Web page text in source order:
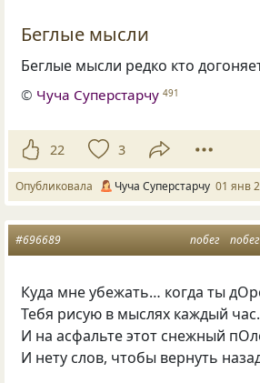
Беглые мысли
Беглые мысли редко кто
© Чуча Суперстарчу 491
22 3
Опубликовала Чуча Суперстарчу 01 янв
побег
#696689
Куда мне убежать… когда ты
Тебя рисую в мыслях каждый час.
И на асфальте этот снежный
И нету слов, чтобы вернуть